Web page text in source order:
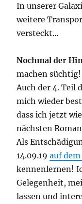
In unserer
weitere
versteckt…
Nochmal der
machen
Auch der 4. Teil
mich wieder
dass ich jetzt
nächsten
Als
14.09.19auf
kennenlernen!
Gelegenheit,
lassen und